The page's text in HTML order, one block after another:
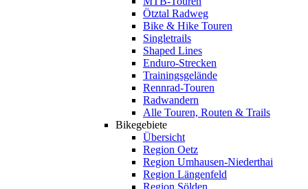
Ötztal Radweg
Bike & Hike Touren
Singletrails
Shaped Lines
Enduro-Strecken
Trainingsgelände
Rennrad-Touren
Radwandern
Alle Touren, Routen & Trails
Bikegebiete
Übersicht
Region Oetz
Region Umhausen-Niederthai
Region Längenfeld
Region Sölden